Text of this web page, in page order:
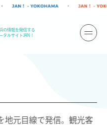
の情報を発信する
タルサイトJAN！
地元目線で発信。観光客